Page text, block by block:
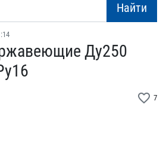
Найти
Ду2​50
favorite_border 7